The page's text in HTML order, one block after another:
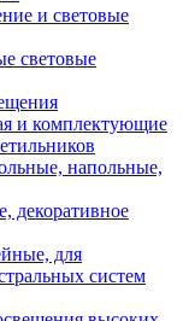
и световые
световые
и комплектующие
напольные,
декоративное
для
систем